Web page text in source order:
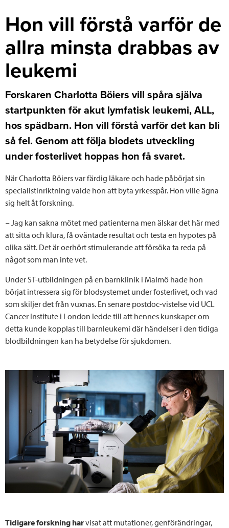
Hon vill förstå varför de
allra minsta drabbas av
leukemi
Forskaren Charlotta Böiers vill spåra själva
startpunkten för akut lymfatisk leukemi, ALL,
hos spädbarn. Hon vill förstå varför det kan bli
så fel. Genom att följa blodets utveckling
under fosterlivet hoppas hon få svaret.
När Charlotta Böiers var färdig läkare och hade påbörjat sin
specialistinriktning valde hon att byta yrkesspår. Hon ville ägna
sig helt åt forskning.
− Jag kan sakna mötet med patienterna men älskar det här med
att sitta och klura, få oväntade resultat och testa en hypotes på
olika sätt. Det är oerhört stimulerande att försöka ta reda på
något som man inte vet.
Under ST-utbildningen på en barnklinik i Malmö hade hon
börjat intressera sig för blodsystemet under fosterlivet, och vad
som skiljer det från vuxnas. En senare postdoc-vistelse vid UCL
Cancer Institute i London ledde till att hennes kunskaper om
detta kunde kopplas till barnleukemi där händelser i den tidiga
blodbildningen kan ha betydelse för sjukdomen.
Tidigare forskning harvisat att mutationer, genförändringar,